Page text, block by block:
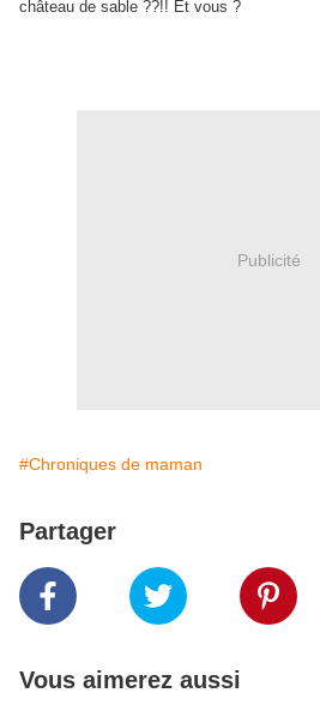
château de sable ??!! Et vous ?
Publicité
#Chroniques de maman
Partager
Vous aimerez aussi